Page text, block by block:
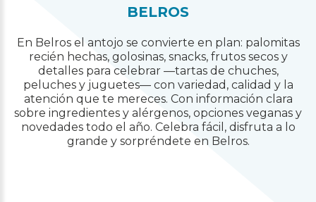
BELROS
En Belros el antojo se convierte en plan: palomitas
recién hechas, golosinas, snacks, frutos secos y
detalles para celebrar —tartas de chuches,
peluches y juguetes— con variedad, calidad y la
atención que te mereces. Con información clara
sobre ingredientes y alérgenos, opciones veganas y
novedades todo el año. Celebra fácil, disfruta a lo
grande y sorpréndete en Belros.